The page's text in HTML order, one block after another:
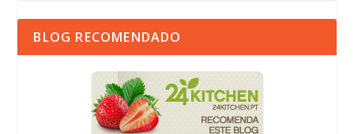
BLOG RECOMENDADO